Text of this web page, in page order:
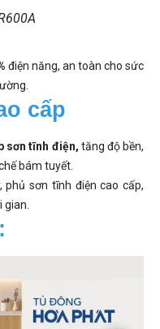
điện năng, an toàn cho sức
cấp
sơn tĩnh điện, tăng độ bền,
bám tuyết.
phủ sơn tĩnh điện cao cấp,
gian.